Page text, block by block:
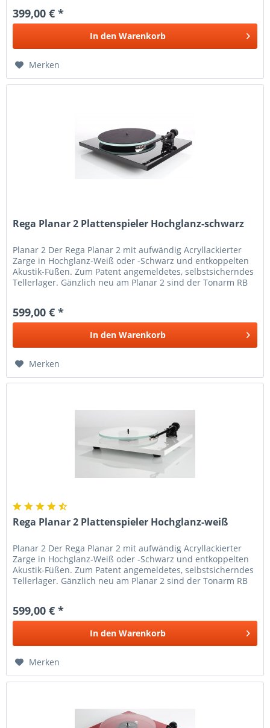
399,00 € *
In den Warenkorb
Merken
Rega Planar 2 Plattenspieler Hochglanz-schwarz
Planar 2 Der Rega Planar 2 mit aufwändig Acryllackierter
Zarge in Hochglanz-Weiß oder -Schwarz und entkoppelten
Akustik-Füßen. Zum Patent angemeldetes, selbstsicherndes
Tellerlager. Gänzlich neu am Planar 2 sind der Tonarm RB
599,00 € *
In den Warenkorb
Merken
Rega Planar 2 Plattenspieler Hochglanz-weiß
Planar 2 Der Rega Planar 2 mit aufwändig Acryllackierter
Zarge in Hochglanz-Weiß oder -Schwarz und entkoppelten
Akustik-Füßen. Zum Patent angemeldetes, selbstsicherndes
Tellerlager. Gänzlich neu am Planar 2 sind der Tonarm RB
599,00 € *
In den Warenkorb
Merken